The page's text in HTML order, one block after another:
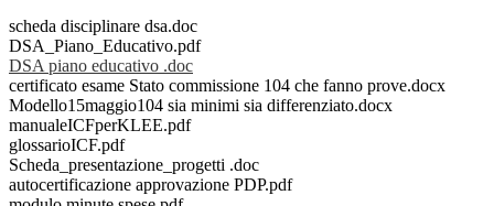
scheda disciplinare dsa.doc
DSA_Piano_Educativo.pdf
DSA piano educativo .doc
certificato esame Stato commissione 104 che fanno prove.docx
Modello15maggio104 sia minimi sia differenziato.docx
manualeICFperKLEE.pdf
glossarioICF.pdf
Scheda_presentazione_progetti .doc
autocertificazione approvazione PDP.pdf